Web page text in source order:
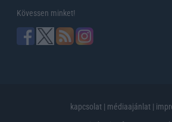
Kövessen minket!
kapcsolat | médiaajánlat |